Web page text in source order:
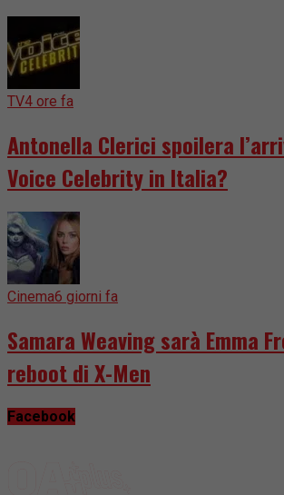
TV4 ore fa
Antonella Clerici spoilera
Voice Celebrity in Italia?
Cinema6 giorni fa
Samara Weaving sarà Emma
reboot di X-Men
Facebook